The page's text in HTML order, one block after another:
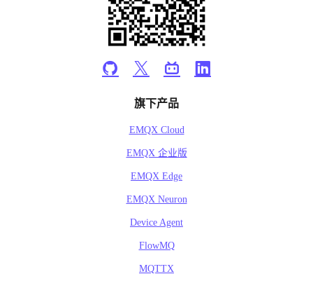
  protocol: "mqtt"
  anonymous: true
  node: "emqx@127.0.0.1"
  id: "0005E66BAF395A85F44200000A1C0003"
  from: "paho-84121774890800"
  timestamp: 1660725059213
    key: "peerhost"
    value: "10.20.30.125"
旗下产品
EMQX Cloud
EMQX 企业版
EMQX Edge
EMQX Neuron
Device Agent
FlowMQ
MQTTX